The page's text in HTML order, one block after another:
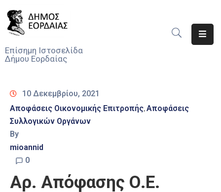
Επίσημη Ιστοσελίδα
Δήμου Εορδαίας
Νέα
Υπηρεσίες
Του
Δήμου
Αποφάσεις
10 Δεκεμβρίου, 2021
Αποφάσεις Οικονομικής Επιτροπής‚Αποφάσεις
Συλλογικών Οργάνων
By
mioannid
0
Αρ. Απόφασης Ο.Ε.